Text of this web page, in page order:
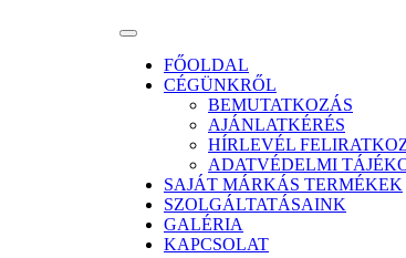
FŐOLDAL
CÉGÜNKRŐL
BEMUTATKOZÁS
AJÁNLATKÉRÉS
HÍRLEVÉL
ADATVÉDELMI
SAJÁT MÁRKÁS TERMÉKEK
SZOLGÁLTATÁSAINK
GALÉRIA
KAPCSOLAT